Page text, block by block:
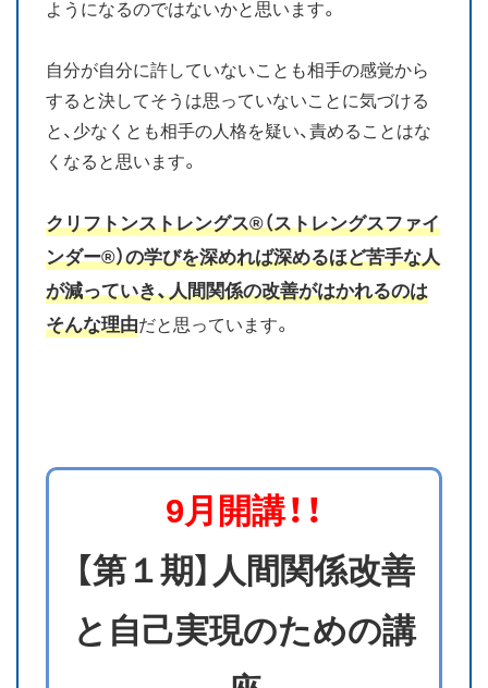
ようになるのではないかと思います。
自分が自分に許していないことも相手の感覚から
すると決してそうは思っていないことに気づける
と、少なくとも相手の人格を疑い、責めることはな
くなると思います。
クリフトンストレングス®（ストレングスファイ
ンダー®）の学びを深めれば深めるほど苦手な人
が減っていき、人間関係の改善がはかれるのは
そんな理由だと思っています。
9月開講！！
【第１期】人間関係改善
と自己実現のための講